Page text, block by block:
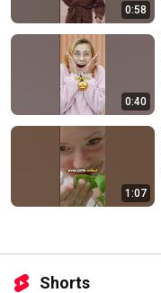
0:58
0:40
1:07
Shorts